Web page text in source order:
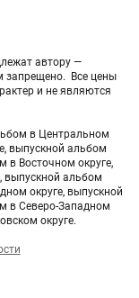
автору —
запрещено. Все цены
и не являются
в Центральном
выпускной альбом
в Восточном округе,
выпускной альбом
округе, выпускной
в Северо-Западном
округе.